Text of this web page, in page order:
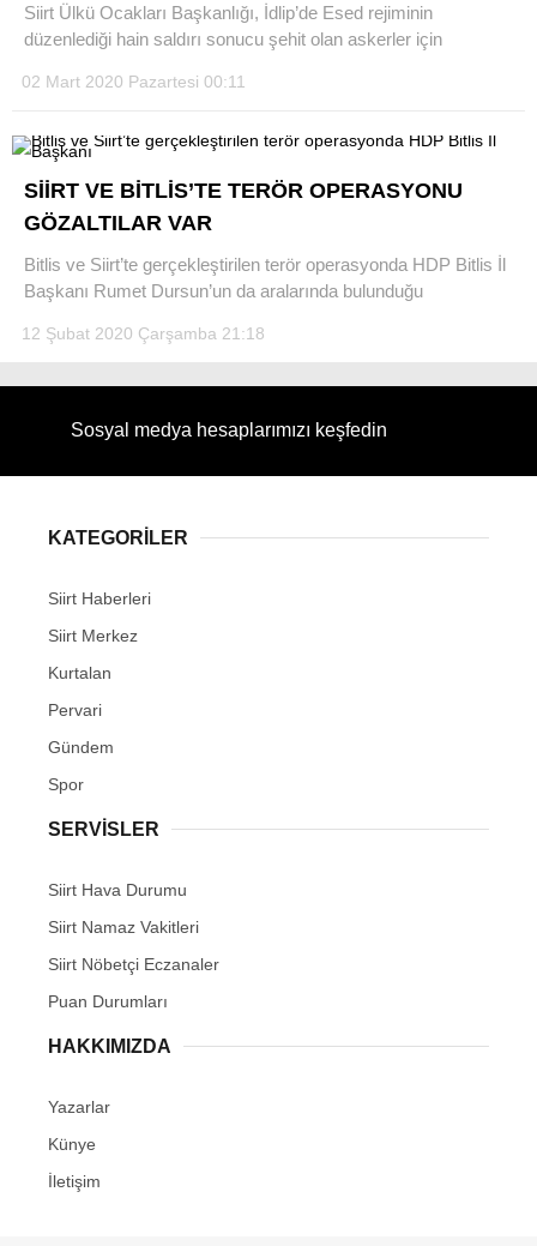
Siirt Ülkü Ocakları Başkanlığı, İdlip’de Esed rejiminin
düzenlediği hain saldırı sonucu şehit olan askerler için
02 Mart 2020 Pazartesi 00:11
SİİRT VE BİTLİS’TE TERÖR OPERASYONU
GÖZALTILAR VAR
Bitlis ve Siirt’te gerçekleştirilen terör operasyonda HDP Bitlis İl
Başkanı Rumet Dursun’un da aralarında bulunduğu
12 Şubat 2020 Çarşamba 21:18
Sosyal medya hesaplarımızı keşfedin
KATEGORİLER
Siirt Haberleri
Siirt Merkez
Kurtalan
Pervari
Gündem
Spor
SERVİSLER
Siirt Hava Durumu
Siirt Namaz Vakitleri
Siirt Nöbetçi Eczanaler
Puan Durumları
HAKKIMIZDA
Yazarlar
Künye
İletişim